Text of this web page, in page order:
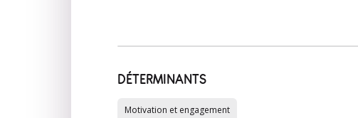
DÉTERMINANTS
Motivation et engagement